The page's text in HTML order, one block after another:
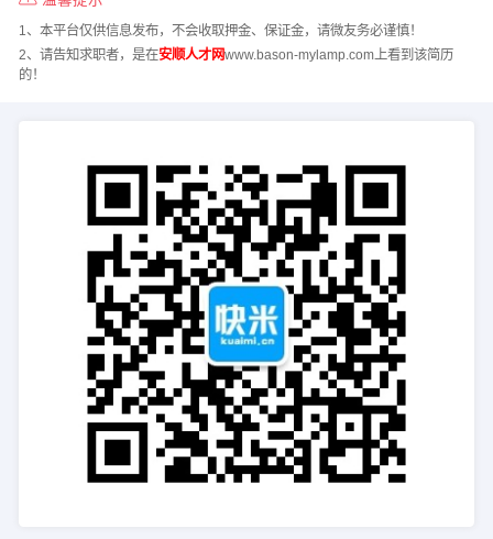
1、本平台仅供信息发布，不会收取押金、保证金，请微友务必谨慎！
2、请告知求职者，是在安顺人才网www.bason-mylamp.com上看到该简历
的！